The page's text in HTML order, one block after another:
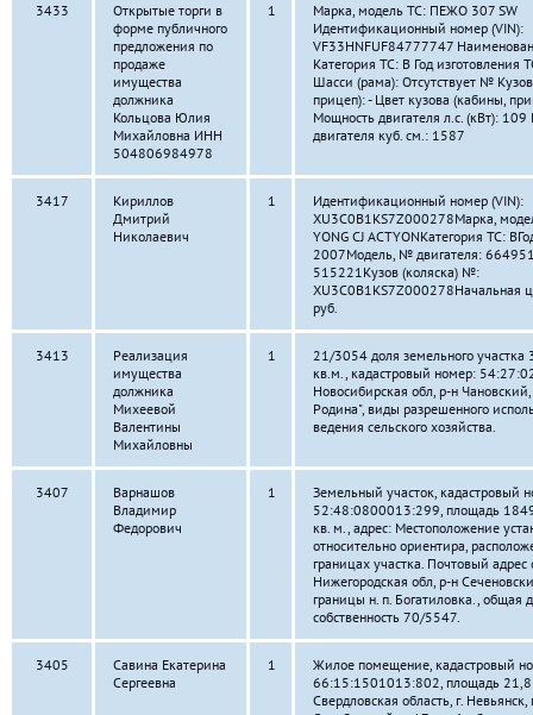
3433
Открытые торги в
форме публичного
предложения по
продаже
имущества
должника
Кольцова Юлия
Михайловна ИНН
504806984978
1
Марка, модель ТС: ПЕЖО 307 SW
Идентификационный номер (VIN):
VF33HNFUF84777747
Категория ТС: В Год
Шасси (рама): Отсутствует №
прицеп): - Цвет кузова (кабины,
Мощность двигателя л.с. (кВт):
двигателя куб. см.: 1587
3417
Кириллов
Дмитрий
Николаевич
1
Идентификационный номер (VIN):
XU3C0B1KS7Z000278Марка,
YONG CJ ACTYONКатегория ТС:
2007Модель, № двигателя:
515221Кузов (коляска) №:
XU3C0B1KS7Z000278Начальная
руб.
3413
Реализация
имущества
должника
Михеевой
Валентины
Михайловны
1
21/3054 доля земельного
кв.м., кадастровый номер:
Новосибирская обл, р-н
Родина", виды разрешенного
ведения сельского хозяйства.
3407
Варнашов
Владимир
Федорович
1
Земельный участок, кадастровый
52:48:0800013:299, площадь
кв. м., адрес: Местоположение
относительно ориентира,
границах участка. Почтовый адрес
Нижегородская обл, р-н
границы н. п. Богатиловка., общая
собственность 70/5547.
3405
Савина Екатерина
Сергеевна
1
Жилое помещение, кадастровый
66:15:1501013:802, площадь 21,8
Свердловская область, г. Невьянск,